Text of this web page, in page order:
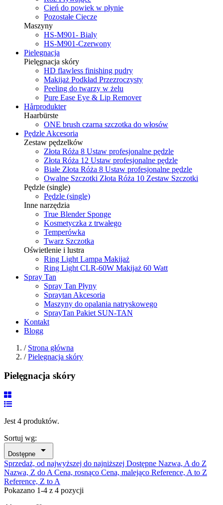
Cień do powiek w płynie
Pozostałe Ciecze
Maszyny
HS-M901- Bialy
HS-M901-Czerwony
Pielęgnacja
Pielęgnacja skóry
HD flawless finishing pudry
Makijaż Podkład Przezroczysty
Peeling do twarzy w żelu
Pure Ease Eye & Lip Remover
Hårprodukter
Haarbürste
ONE brush czarna szczotka do włosów
Pędzle Akcesoria
Zestaw pędzelków
Złota Róża 8 Ustaw profesjonalne pędzle
Złota Róża 12 Ustaw profesjonalne pędzle
Białe Złota Róża 8 Ustaw profesjonalne pędzle
Owalne Szczotki Złota Róża 10 Zestaw Szczotki
Pędzle (single)
Pędzle (single)
Inne narzędzia
True Blender Sponge
Kosmetyczka z trwałego
Temperówka
Twarz Szczotka
Oświetlenie i lustra
Ring Light Lampa Makijaż
Ring Light CLR-60W Makijaż 60 Watt
Spray Tan
Spray Tan Płyny
Spraytan Akcesoria
Maszyny do opalania natryskowego
SprayTan Pakiet SUN-TAN
Kontakt
Blogg
/ Strona główna
/ Pielęgnacja skóry
Pielęgnacja skóry
Jest 4 produktów.
Sortuj wg:
Dostępne 
Sprzedaż, od najwyższej do najniższej Dostępne Nazwa, A do Z
Nazwa, Z do A Cena, rosnąco Cena, malejąco Reference, A to Z
Reference, Z to A
Pokazano 1-4 z 4 pozycji